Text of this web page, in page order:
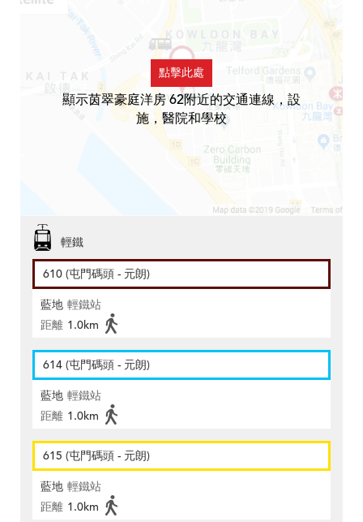
點擊此處
顯示茵翠豪庭洋房 62附近的交通連線，設
施，醫院和學校
輕鐵
610 (屯門碼頭 - 元朗)
藍地 輕鐵站
距離 1.0km
614 (屯門碼頭 - 元朗)
藍地 輕鐵站
距離 1.0km
615 (屯門碼頭 - 元朗)
藍地 輕鐵站
距離 1.0km